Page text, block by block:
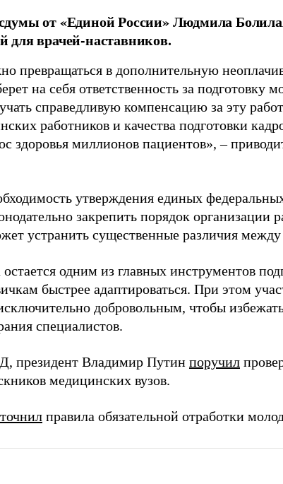
от «Единой России» Людмила
для врачей-наставников.
превращаться в дополнительную
на себя ответственность за подготовку
справедливую компенсацию за эту
работников и качества подготовки
здоровья миллионов пациентов», –
утверждения единых
закрепить порядок организации
устранить существенные различия
одним из главных инструментов
быстрее адаптироваться. При этом
добровольным, чтобы
специалистов.
президент Владимир Путин поручил
медицинских вузов.
правила обязательной отработки